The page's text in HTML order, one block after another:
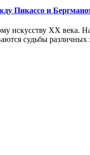
Пикассо и
искусству XX века.
судьбы